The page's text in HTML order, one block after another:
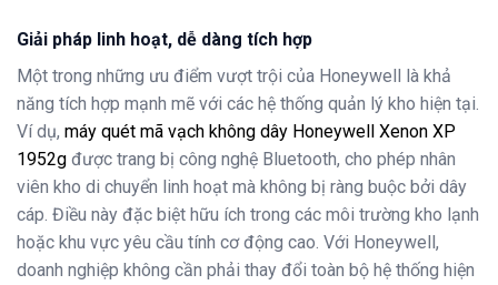
Giải pháp linh hoạt, dễ dàng tích hợp
Một trong những ưu điểm vượt trội của Honeywell là khả
năng tích hợp mạnh mẽ với các hệ thống quản lý kho hiện tại.
Ví dụ, máy quét mã vạch không dây Honeywell Xenon XP
1952g được trang bị công nghệ Bluetooth, cho phép nhân
viên kho di chuyển linh hoạt mà không bị ràng buộc bởi dây
cáp. Điều này đặc biệt hữu ích trong các môi trường kho lạnh
hoặc khu vực yêu cầu tính cơ động cao. Với Honeywell,
doanh nghiệp không cần phải thay đổi toàn bộ hệ thống hiện